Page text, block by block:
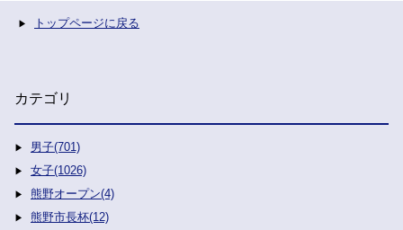
トップページに戻る
カテゴリ
男子(701)
女子(1026)
熊野オープン(4)
熊野市長杯(12)